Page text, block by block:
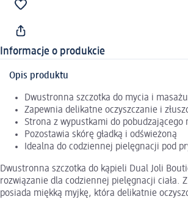
Informacje o produkcie
Opis produktu
Dwustronna szczotka do mycia i masażu
Zapewnia delikatne oczyszczanie i
Strona z wypustkami do pobudzającego
Pozostawia skórę gładką i odświeżoną
Idealna do codziennej pielęgnacji pod
Dwustronna szczotka do kąpieli Dual Joli
rozwiązanie dla codziennej pielęgnacji ciała.
posiada miękką myjkę, która delikatnie